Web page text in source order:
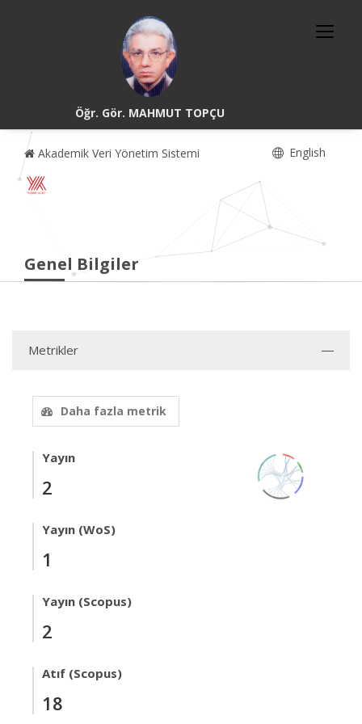
Öğr. Gör. MAHMUT TOPÇU
Akademik Veri Yönetim Sistemi English
Genel Bilgiler
Metrikler
Daha fazla metrik
Yayın
2
Yayın (WoS)
1
Yayın (Scopus)
2
Atıf (Scopus)
18